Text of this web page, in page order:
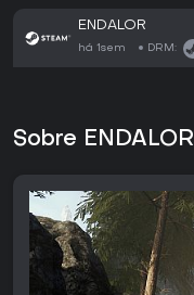
ENDALOR
há 1sem DRM:
Sobre ENDALOR